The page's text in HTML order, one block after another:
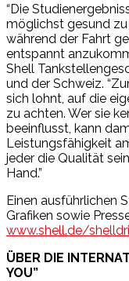
“Die
möglichst gesund
während der Fahrt
entspannt
Shell
und der Schweiz.
sich lohnt, auf die
zu achten. Wer sie
beeinflusst, kann
Leistungsfähigkeit
jeder die Qualität
Hand.”
Einen ausführlichen
Grafiken sowie
www.shell.de/
ÜBER DIE
YOU”